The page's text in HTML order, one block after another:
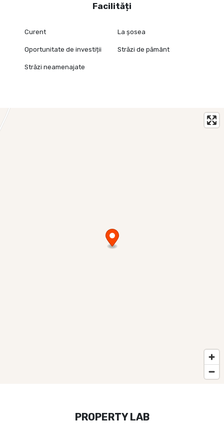
Facilități
Curent La șosea
Oportunitate de investiții Străzi de pământ
Străzi neamenajate
PROPERTY LAB